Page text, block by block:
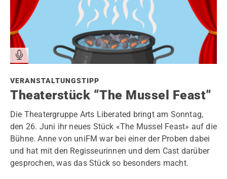
VERANSTALTUNGSTIPP
Theaterstück “The Mussel Feast”
Die Theatergruppe Arts Liberated bringt am Sonntag,
den 26. Juni ihr neues Stück «The Mussel Feast» auf die
Bühne. Anne von uniFM war bei einer der Proben dabei
und hat mit den Regisseurinnen und dem Cast darüber
gesprochen, was das Stück so besonders macht.